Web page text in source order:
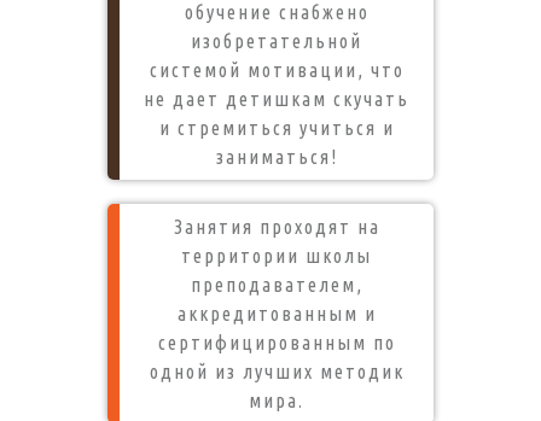
обучение снабжено
изобретательной
системой мотивации, что
не дает детишкам скучать
и стремиться учиться и
заниматься!
Занятия проходят на
территории школы
преподавателем,
аккредитованным и
сертифицированным по
одной из лучших методик
мира.